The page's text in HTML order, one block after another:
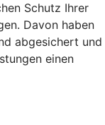
Schutz Ihrer
Davon haben
abgesichert und
einen